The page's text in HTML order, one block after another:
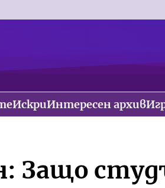
ИскриИнтересен архив
Защо